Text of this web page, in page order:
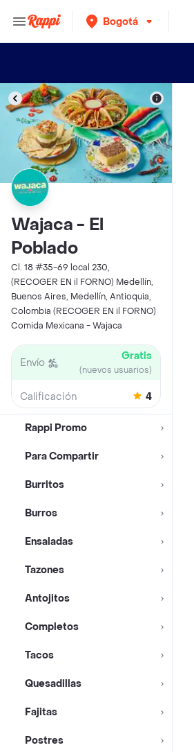
Bogotá
Wajaca - El
Poblado
Cl. 18 #35-69 local 230,
(RECOGER EN il FORNO) Medellín,
Buenos Aires, Medellín, Antioquia,
Colombia (RECOGER EN il FORNO)
Comida Mexicana - Wajaca
Envío Gratis
(nuevos usuarios)
Calificación 4
Rappi Promo
Para Compartir
Burritos
Burros
Ensaladas
Tazones
Antojitos
Completos
Tacos
Quesadillas
Fajitas
Postres